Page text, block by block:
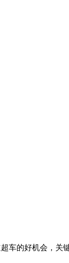
车的好机会，关